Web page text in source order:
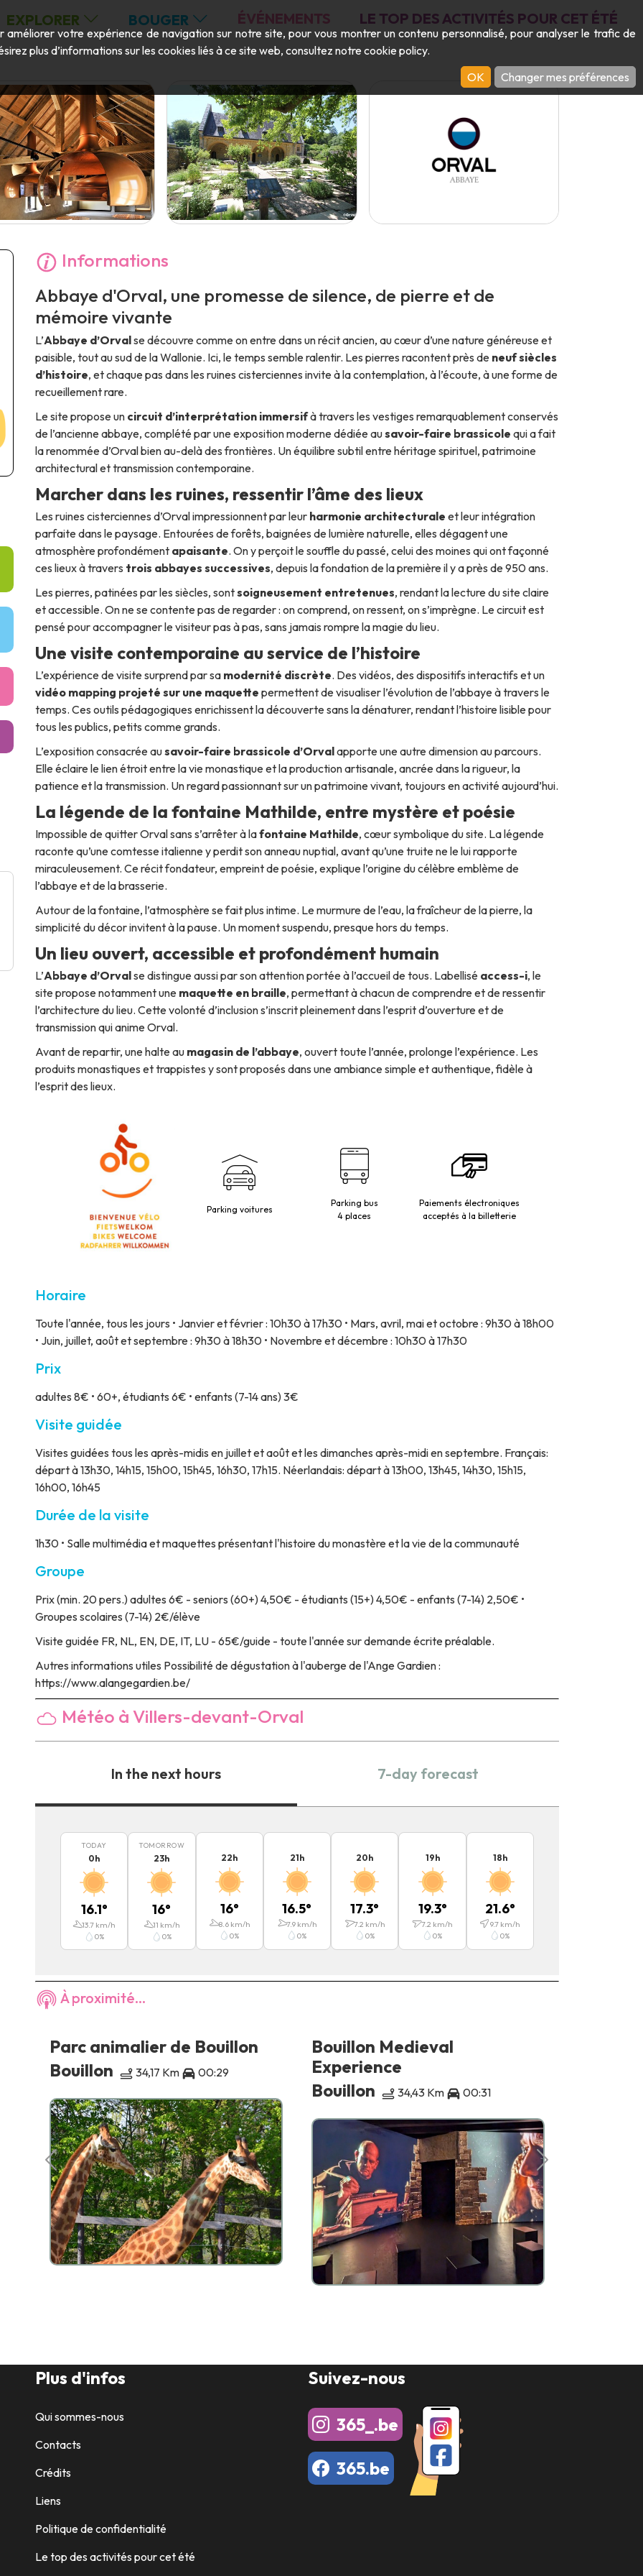
EXPLORER BOUGER ÉVÉNEMENTS LE TOP DES ACTIVITÉS POUR CET ÉTÉ
Informations
Abbaye d'Orval, une promesse de silence, de pierre et de
mémoire vivante
L’Abbaye d’Orvalse découvre comme on entre dans un récit ancien, au cœur d’une nature généreuse et
paisible, tout au sud de la Wallonie. Ici, le temps semble ralentir. Les pierres racontent près de neuf siècles
d’histoire, et chaque pas dans les ruines cisterciennes invite à la contemplation, à l’écoute, à une forme de
recueillement rare.
Le site propose un circuit d’interprétation immersifà travers les vestiges remarquablement conservés
de l’ancienne abbaye, complété par une exposition moderne dédiée ausavoir-faire brassicole qui a fait
la renommée d’Orval bien au-delà des frontières. Un équilibre subtil entre héritage spirituel, patrimoine
architectural et transmission contemporaine.
Marcher dans les ruines, ressentir l’âme des lieux
Les ruines cisterciennes d’Orval impressionnent par leur harmonie architecturale et leur intégration
parfaite dans le paysage. Entourées de forêts, baignées de lumière naturelle, elles dégagent une
atmosphère profondément apaisante. On y perçoit le souffle du passé, celui des moines qui ont façonné
ces lieux à travers trois abbayes successives, depuis la fondation de la première il y a près de 950 ans.
Les pierres, patinées par les siècles, sontsoigneusement entretenues, rendant la lecture du site claire
et accessible. On ne se contente pas de regarder : on comprend, on ressent, on s’imprègne. Le circuit est
pensé pour accompagner le visiteur pas à pas, sans jamais rompre la magie du lieu.
Une visite contemporaine au service de l’histoire
L’expérience de visite surprend par sa modernité discrète. Des vidéos, des dispositifs interactifs et un
vidéo mapping projeté sur une maquette permettent de visualiser l’évolution de l’abbaye à travers le
temps. Ces outils pédagogiques enrichissent la découverte sans la dénaturer, rendant l’histoire lisible pour
tous les publics, petits comme grands.
L’exposition consacrée ausavoir-faire brassicole d’Orvalapporte une autre dimension au parcours.
Elle éclaire le lien étroit entre la vie monastique et la production artisanale, ancrée dans la rigueur, la
patience et la transmission. Un regard passionnant sur un patrimoine vivant, toujours en activité aujourd’hui.
La légende de la fontaine Mathilde, entre mystère et poésie
Impossible de quitter Orval sans s’arrêter à lafontaine Mathilde, cœur symbolique du site. La légende
raconte qu’une comtesse italienne y perdit son anneau nuptial, avant qu’une truite ne le lui rapporte
miraculeusement. Ce récit fondateur, empreint de poésie, explique l’origine du célèbre emblème de
l’abbaye et de la brasserie.
Autour de la fontaine, l’atmosphère se fait plus intime. Le murmure de l’eau, la fraîcheur de la pierre, la
simplicité du décor invitent à la pause. Un moment suspendu, presque hors du temps.
Un lieu ouvert, accessible et profondément humain
L’Abbaye d’Orvalse distingue aussi par son attention portée à l’accueil de tous. Labellisé access-i, le
site propose notamment une maquette en braille, permettant à chacun de comprendre et de ressentir
l’architecture du lieu. Cette volonté d’inclusion s’inscrit pleinement dans l’esprit d’ouverture et de
transmission qui anime Orval.
Avant de repartir, une halte au magasin de l’abbaye, ouvert toute l’année, prolonge l’expérience. Les
produits monastiques et trappistes y sont proposés dans une ambiance simple et authentique, fidèle à
l’esprit des lieux.
Parking voitures
Parking bus
4 places
Paiements électroniques
acceptés à la billetterie
Horaire
Toute l'année, tous les jours • Janvier et février : 10h30 à 17h30 • Mars, avril, mai et octobre : 9h30 à 18h00
• Juin, juillet, août et septembre : 9h30 à 18h30 • Novembre et décembre : 10h30 à 17h30
Prix
adultes 8€ • 60+, étudiants 6€ • enfants (7-14 ans) 3€
Visite guidée
Visites guidées tous les après-midis en juillet et août et les dimanches après-midi en septembre. Français:
départ à 13h30, 14h15, 15h00, 15h45, 16h30, 17h15. Néerlandais: départ à 13h00, 13h45, 14h30, 15h15,
16h00, 16h45
Durée de la visite
1h30 • Salle multimédia et maquettes présentant l'histoire du monastère et la vie de la communauté
Groupe
Prix(min. 20 pers.) adultes 6€ - seniors (60+) 4,50€ - étudiants (15+) 4,50€ - enfants (7-14) 2,50€ •
Groupes scolaires (7-14) 2€/élève
Visite guidéeFR, NL, EN, DE, IT, LU - 65€/guide - toute l'année sur demande écrite préalable.
Autres informations utiles Possibilité de dégustation à l'auberge de l'Ange Gardien :
https://www.alangegardien.be/
Météo à Villers-devant-Orval
In the next hours 7-day forecast
TODAY
0h
16.1°
13.7 km/h
0%
TOMORROW
23h
16°
11 km/h
0%
22h
16°
8.6km/h
0%
21h
16.5°
7.9km/h
0%
20h
17.3°
7.2 km/h
0%
19h
19.3°
7.2 km/h
0%
18h
21.6°
9.7km/h
0%
À proximité...
Parc animalier de Bouillon
Bouillon
34,17 Km 00:29
Bouillon Medieval
Experience
Bouillon
34,43 Km 00:31
Plus d'infos
Qui sommes-nous
Contacts
Crédits
Liens
Politique de confidentialité
Le top des activités pour cet été
Suivez-nous
365_.be
365.be
améliorer votre expérience de navigation sur notre site, pour vous montrer un contenu personnalisé, pour analyser le trafic de
plus d’informations sur les cookies liés à ce site web, consultez notre cookie policy.
OK
Changer mes préférences